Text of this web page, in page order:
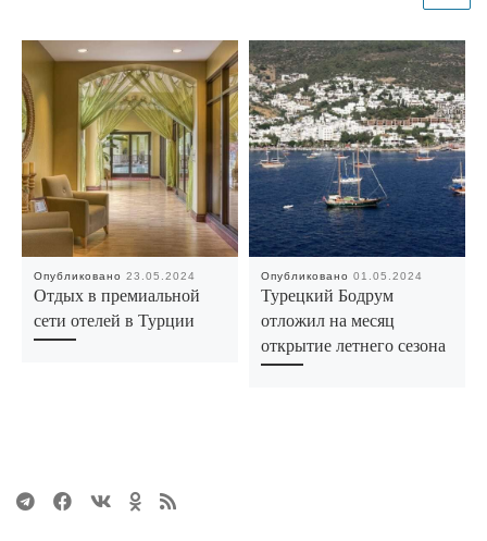
Опубликовано23.05.2024
Отдых в премиальной
сети отелей в Турции
Опубликовано01.05.2024
Турецкий Бодрум
отложил на месяц
открытие летнего сезона